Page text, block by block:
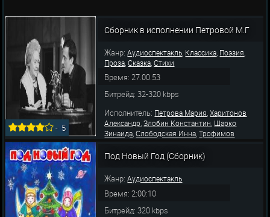
- 5
Сборник в исполнении Петровой М.Г
Жанр:Аудиоспектакль, Классика, Поэзия,
Проза,Сказка,Стихи
Время: 27.00.53
Битрейд: 32-320 kbps
Исполнитель: Петрова Мария,Харитонов
Александр,Злобин Константин, Шарко
Зинаида,Слободская Инна,Трофимов
Родионов Юрий,Волкова Марина
,Юрский Сергей
Елизавета
Владимир,Литви
Под Новый Год (Сборник)
Жанр:Аудиоспектакль
Время: 2:00:10
Битрейд: 320 kbps